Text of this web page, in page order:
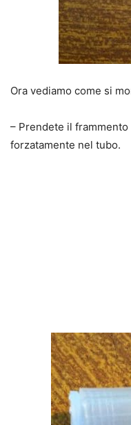
Ora vediamo come si
– Prendete il
forzatamente nel tubo.